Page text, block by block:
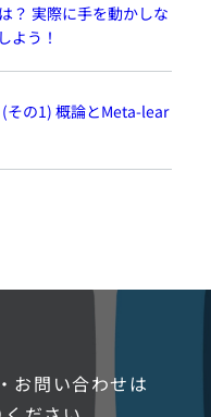
？ 実際に手を動かしな
よう！
その1) 概論とMeta-lear
お問い合わせは